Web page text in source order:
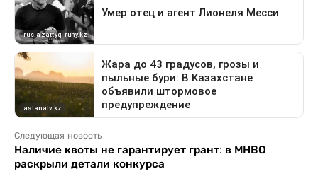
Следующая новость
Наличие квоты не гарантирует грант: в МНВО
раскрыли детали конкурса